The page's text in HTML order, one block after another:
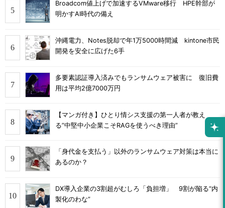
Broadcom値上げで加速するVMware移行 HPE幹部が
明かすAI時代の備え
沖縄電力、Notes脱却で年1万5000時間減 kintone市民
開発を安全に広げた6手
多要素認証導入済みでもランサムウェア被害に 復旧費
用は平均2億7000万円
【マンガ付き】ひとり情シス支援の第一人者が教え
る”中堅中小企業こそRAGを使うべき理由”
「身代金を支払う」以外のランサムウェア対策は本当に
あるのか？
DX導入企業の3割超がむしろ「負担増」 9割が陥る“内
製化のわな”